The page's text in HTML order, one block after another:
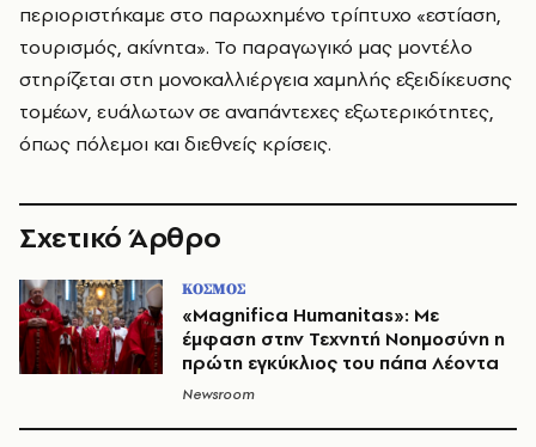
περιοριστήκαμε στο παρωχημένο τρίπτυχο «εστίαση,
τουρισμός, ακίνητα». Το παραγωγικό μας μοντέλο
στηρίζεται στη μονοκαλλιέργεια χαμηλής εξειδίκευσης
τομέων, ευάλωτων σε αναπάντεχες εξωτερικότητες,
όπως πόλεμοι και διεθνείς κρίσεις.
Σχετικό Άρθρο
ΚΟΣΜΟΣ
«Μagnifica Humanitas»: Mε
έμφαση στην Τεχνητή Νοημοσύνη η
πρώτη εγκύκλιος του πάπα Λέοντα
Newsroom